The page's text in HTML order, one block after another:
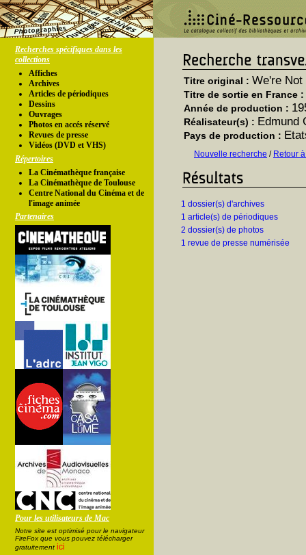
Recherches spécifiques dans les
collections
Affiches
Archives
Articles de périodiques
Dessins
Ouvrages
Photos en accés réservé
Revues de presse
Vidéos (DVD et VHS)
Répertoires
La Cinémathèque française
La Cinémathèque de Toulouse
Centre National du Cinéma et de
l'image animée
Partenaires
Pour les utilisateurs de Mac
Notre site est optimisé pour le navigateur
FireFox que vous pouvez télécharger
gratuitement ici
Titre original : We're Not
Titre de sortie en France :
Année de production :
Réalisateur(s) : Edmund
Pays de production :
Nouvelle recherche / Retour
1 dossier(s) d'archives
1 article(s) de périodiques
2 dossier(s) de photos
1 revue de presse numérisée